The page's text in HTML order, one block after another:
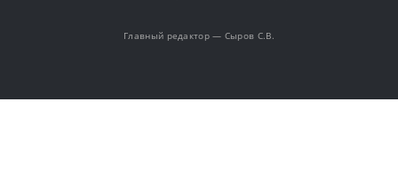
Главный редактор — Сыров С.В.